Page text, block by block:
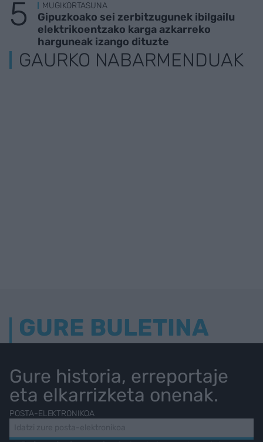
MUGIKORTASUNA
Gipuzkoako sei zerbitzugunek ibilgailu
elektrikoentzako karga azkarreko
harguneak izango dituzte
GAURKO NABARMENDUAK
GURE BULETINA
Gure historia, erreportaje
eta elkarrizketa onenak.
POSTA-ELEKTRONIKOA